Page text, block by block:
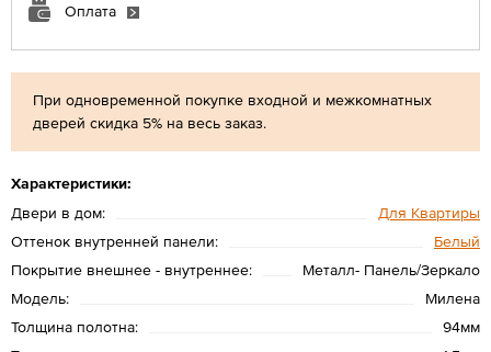
При одновременной покупке входной и межкомнатных
дверей скидка 5% на весь заказ.
Характеристики:
Двери в дом:
Для Квартиры
Оттенок внутренней панели:
Белый
Покрытие внешнее - внутреннее:
Металл- Панель/Зеркало
Модель:
Милена
Толщина полотна:
94мм
Оплата